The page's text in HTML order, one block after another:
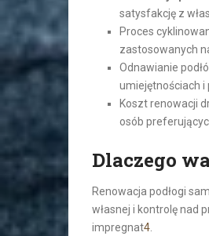
satysfakcję z
Proces
zastosowanych
Odnawianie
umiejętnościach
Koszt renowacji
osób
Dlaczego
Renowacja podłogi
własnej i kontrolę nad
impregnat4.